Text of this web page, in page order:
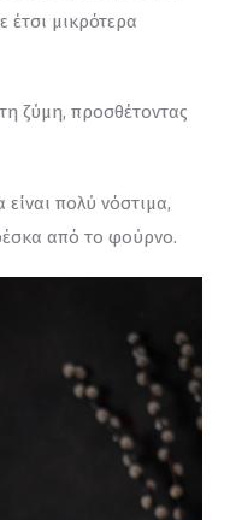
έτσι μικρότερα
ζύμη, προσθέτοντας
πολύ νόστιμα,
από το φούρνο.